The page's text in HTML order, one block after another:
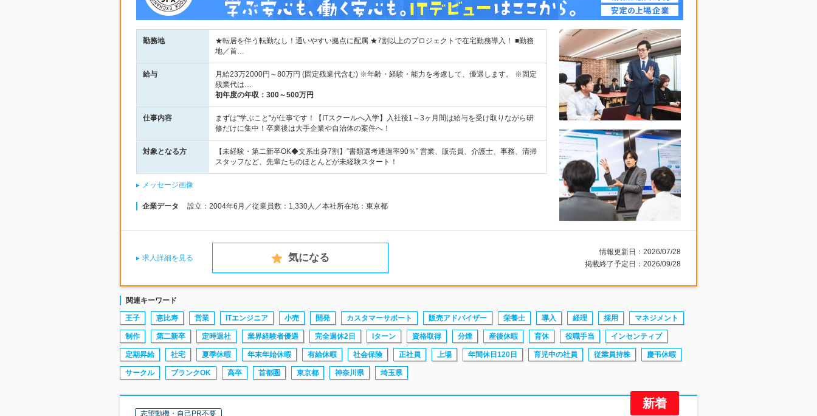
勤務地
★転居を伴う転勤なし！通いやすい拠点に配属 ★7割以上のプロジェクトで在宅勤務導入！ ■勤務
地／首…
給与
月給23万2000円～80万円 (固定残業代含む) ※年齢・経験・能力を考慮して、優遇します。 ※固定
残業代は…
初年度の年収： 300～500万円
仕事内容
まずは"学ぶこと"が仕事です！【ITスクールへ入学】入社後1～3ヶ月間は給与を受け取りながら研
修だけに集中！卒業後は大手企業や自治体の案件へ！
対象となる方
【未経験・第二新卒OK◆文系出身7割】”書類選考通過率90％” 営業、販売員、介護士、事務、清掃
スタッフなど、先輩たちのほとんどが未経験スタート！
メッセージ画像
企業データ 設立：2004年6月／従業員数：1,330人／本社所在地：東京都
求人詳細を見る 気になる
情報更新日：2026/07/28
掲載終了予定日：2026/09/28
関連キーワード
王子 恵比寿 営業 ITエンジニア 小売 開発 カスタマーサポート 販売アドバイザー 栄養士 導入 経理 採用 マネジメント
制作 第二新卒 定時退社 業界経験者優遇 完全週休2日 Iターン 資格取得 分煙 産後休暇 育休 役職手当 インセンティブ
定期昇給 社宅 夏季休暇 年末年始休暇 有給休暇 社会保険 正社員 上場 年間休日120日 育児中の社員 従業員持株 慶弔休暇
サークル ブランクOK 高卒 首都圏 東京都 神奈川県 埼玉県
志望動機・自己PR不要